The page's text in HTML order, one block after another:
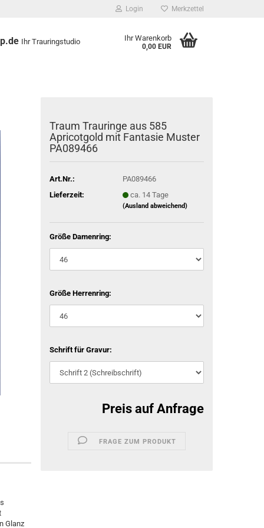
Login Merkzettel
Ihr Trauringstudio Ihr Warenkorb
0,00 EUR
Traum Trauringe aus 585
Apricotgold mit Fantasie Muster
PA089466
Art.Nr.:
PA089466
Lieferzeit:
ca. 14 Tage
(Ausland abweichend)
Größe Damenring:
Größe Herrenring:
Schrift für Gravur:
Preis auf Anfrage
FRAGE ZUM PRODUKT
Glanz